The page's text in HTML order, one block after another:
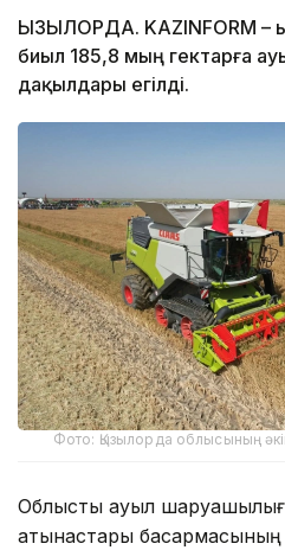
ҚЫЗЫЛОРДА. KAZINFORM –
биыл 185,8 мың гектарға
дақылдары егілді.
Фото: Қызылорда облысының
Облыстық ауыл
қатынастары